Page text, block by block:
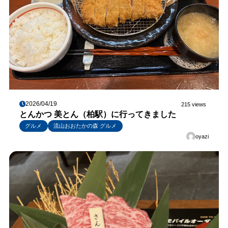
2026/04/19 215 views
とんかつ 美とん（柏駅）に行ってきました
グルメ
流山おおたかの森 グルメ
oyazi